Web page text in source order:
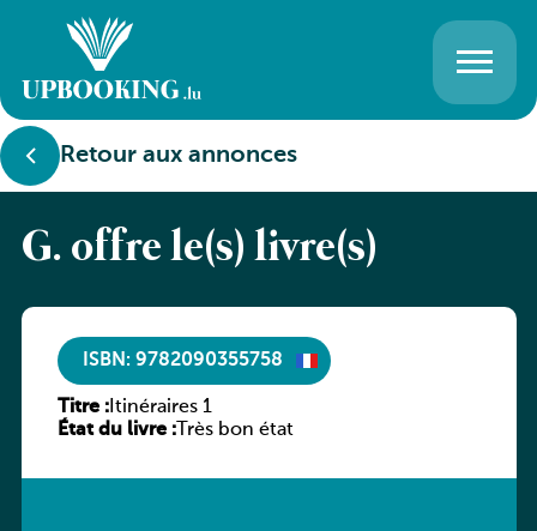
Retour aux annonces
G. offre le(s) livre(s)
ISBN: 9782090355758
Titre :Itinéraires 1
État du livre :Très bon état